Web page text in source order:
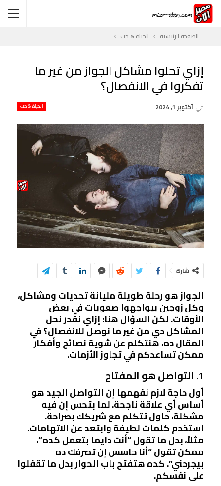
الصفحة الرئيسية الحياة & حب
إزاي تحلوا مشاكل الجواز من غير ما
تفكروا في الانفصال؟
الحياة & حب في أكتوبر 1, 2024
شارك
الجواز هو رحلة طويلة مليانة تحديات ومشاكل،
وكل زوجين بيواجهوا صعوبات في بعض
الأوقات. لكن السؤال هنا: إزاي نقدر نحل
المشاكل دي من غير ما نوصل للانفصال؟ في
المقال ده، هنتكلم عن شوية نصائح وأفكار
ممكن تساعدكم في تجاوز الأزمات.
1. التواصل هو المفتاح
أول حاجة لازم نفهمها إن التواصل الجيد هو
أساس أي علاقة ناجحة. لما بتحس إن فيه
مشكلة، حاول تتكلم مع شريكك بصراحة.
استخدم كلمات لطيفة وابتعد عن الاتهامات.
مثلاً، بدل ما تقول “أنت دايمًا بتعمل كده”،
ممكن تقول “أنا حاسس إن تصرفك ده
بيجرحني”. كده هتفتح باب الحوار بدل ما تقفلوا
على نفسكم.